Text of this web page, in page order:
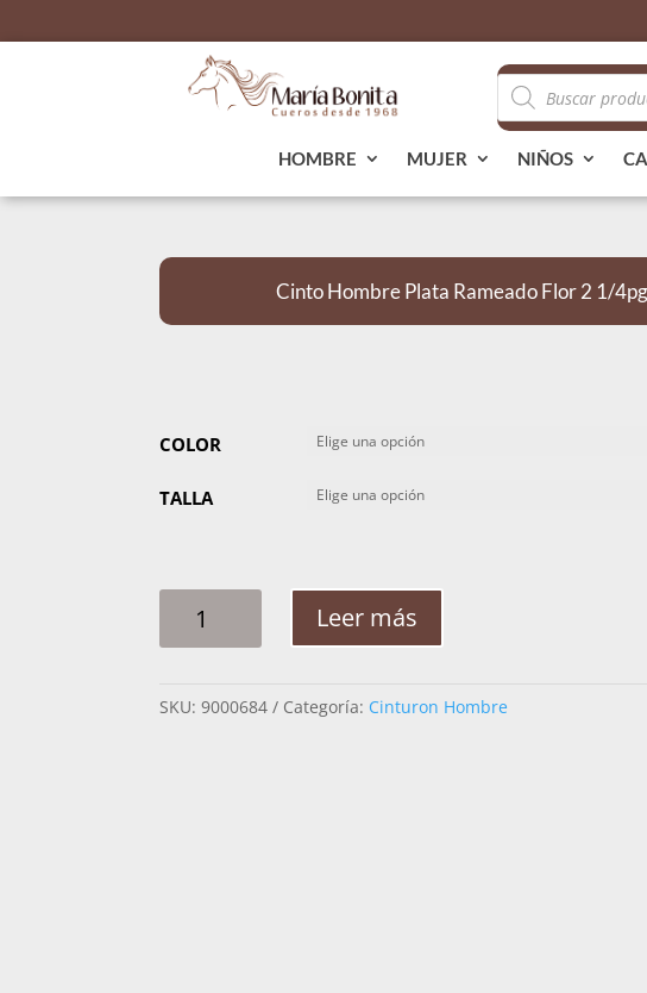
Búsqueda
de
productos
HOMBRE MUJER NIÑOS
Cinto Hombre Plata Rameado Flor 2 1/4pg
COLOR
TALLA
HOMBRE
FLOR
Leer más
SKU:9000684 Categoría: Cinturon Hombre